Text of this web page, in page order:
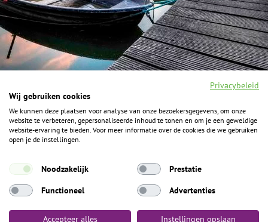
F
a
c
o
o
I
n
s
g
a
Y
o
u
b
P
i
n
ALGEMENE INFORMATIE
Het Geheim over de grens zijn de Duitse vakantieregio’s
Privacybeleid
Wij gebruiken cookies
We kunnen deze plaatsen voor analyse van onze bezoekersgegevens, om onze
website te verbeteren, gepersonaliseerde inhoud te tonen en om je een geweldige
website-ervaring te bieden. Voor meer informatie over de cookies die we gebruiken
open je de instellingen.
Noodzakelijk
Prestatie
Functioneel
Advertenties
Accepteer alles Instellingen opslaan